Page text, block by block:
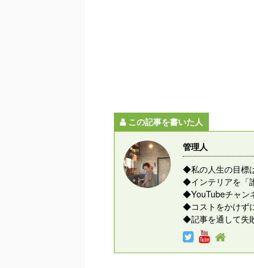
この記事を書いた人
管理人
◆私の人生の目標
◆インテリアを「
◆YouTubeチャン
◆コストをかけず
◆記事を通して失